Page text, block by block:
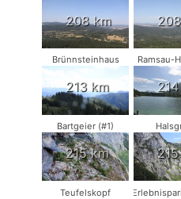
208 km
Brünnsteinhaus
213 km
Ramsau-
Bartgeier (#1)
215 km
Teufelskopf